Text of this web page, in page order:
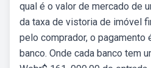
qual é o valor de mercado de
da taxa de vistoria de imóvel
pelo comprador, o pagamento
banco. Onde cada banco tem